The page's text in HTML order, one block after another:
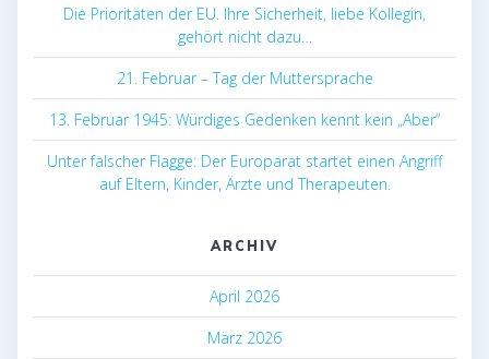
Die Prioritäten der EU. Ihre Sicherheit, liebe Kollegin,
gehört nicht dazu…
21. Februar – Tag der Muttersprache
13. Februar 1945: Würdiges Gedenken kennt kein „Aber“
Unter falscher Flagge: Der Europarat startet einen Angriff
auf Eltern, Kinder, Ärzte und Therapeuten.
ARCHIV
April 2026
März 2026